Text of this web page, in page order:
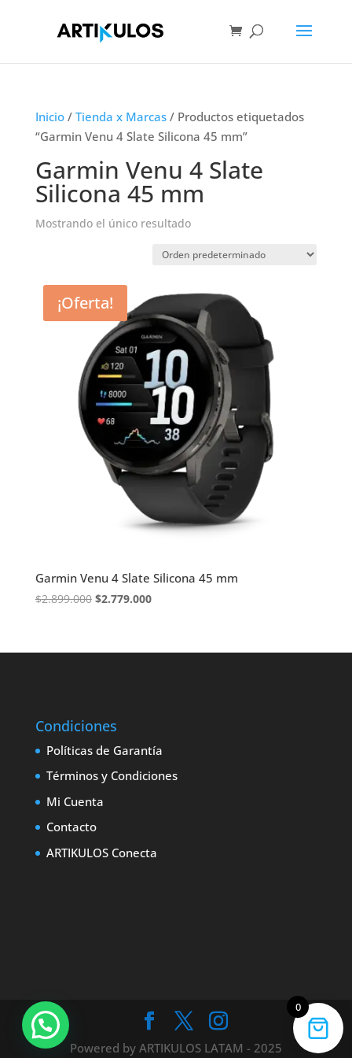
Inicio/ Tienda x Marcas/ Productos etiquetados
“Garmin Venu 4 Slate Silicona 45 mm”
Garmin Venu 4 Slate
Silicona 45 mm
Mostrando el único resultado
¡Oferta!
Garmin Venu 4 Slate Silicona 45 mm
$2.899.000 El
era:
$2.779.000El
es:
Condiciones
Políticas de Garantía
Términos y Condiciones
Mi Cuenta
Contacto
ARTIKULOS Conecta
Powered by ARTIKULOS LATAM - 2025
0